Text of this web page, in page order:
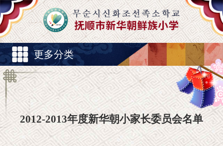
更多分类
2012-2013年度新华朝小家长委员会名单